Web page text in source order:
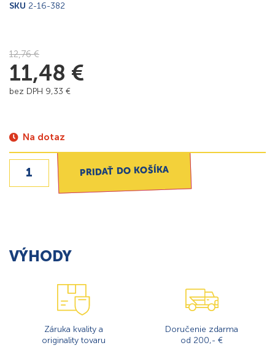
SKU 2-16-382
12,76€
11,48 €
bez DPH 9,33 €
Na dotaz
PRIDAŤ DO KOŠÍKA
VÝHODY
Záruka kvality a
originality tovaru
Doručenie zdarma
od 200,- €